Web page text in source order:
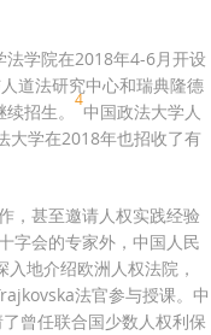
学院在2018年4-6月开设
道法研究中心和瑞典隆德
招生。
4
中国政法大学人
大学在2018年也招收了有
，甚至邀请人权实践经验
字会的专家外，中国人民
地介绍欧洲人权法院，
法官参与授课。中
曾任联合国少数人权利保